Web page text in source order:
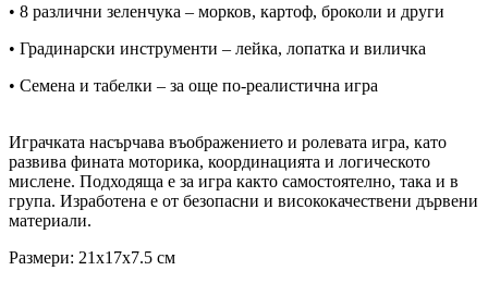
• 8 различни зеленчука – морков, картоф, броколи и други
• Градинарски инструменти – лейка, лопатка и виличка
• Семена и табелки – за още по-реалистична игра
Играчката насърчава въображението и ролевата игра, като
развива фината моторика, координацията и логическото
мислене. Подходяща е за игра както самостоятелно, така и в
група. Изработена е от безопасни и висококачествени дървени
материали.
Размери: 21x17x7.5 см